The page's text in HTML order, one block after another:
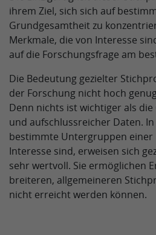
ihrem Ziel, sich sich auf
Grundgesamtheit zu
Merkmale, die von Interesse
auf die Forschungsfrage am
Die Bedeutung gezielter
der Forschung nicht hoch
Denn nichts ist wichtiger als
und aufschlussreicher Daten.
bestimmte Untergruppen einer
Interesse sind, erweisen sich
sehr wertvoll. Sie ermöglichen
breiteren, allgemeineren
nicht erreicht werden können.